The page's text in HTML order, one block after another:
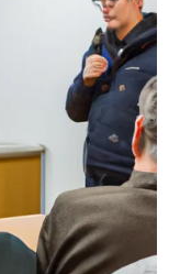
Überarbeitung
Westfalen: